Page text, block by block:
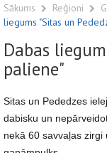
Sākums Reģioni
liegums "Sitas un
Dabas
paliene"
Sitas un Pededzes
dabisku un
nekā 60 savvaļas